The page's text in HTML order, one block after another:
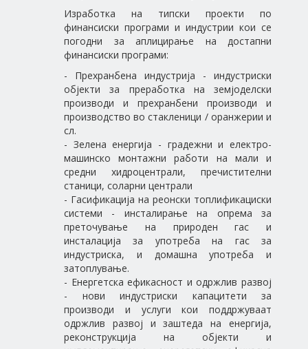
Изработка на типски проекти по
финансиски програми и индустрии кои се
погодни за аплицирање на достапни
финансиски програми:
- Прехранбена индустрија - индустриски
објекти за преработка на земјоделски
производи и прехранбени производи и
производство во стакленици / оранжерии и
сл.
- Зелена енергија - градежни и електро-
машинско монтажни работи на мали и
средни хидроцентрали, пречистителни
станици, соларни централи
- Гасификација на реонски топлификациски
системи - инсталирање на опрема за
преточување на природен гас и
инсталација за употреба на гас за
индустриска, и домашна употреба и
затоплување.
- Енергетска ефикасност и одржлив развој
- нови индустриски капацитети за
производи и услуги кои поддржуваат
одржлив развој и заштеда на енергија,
реконструкција на објекти и